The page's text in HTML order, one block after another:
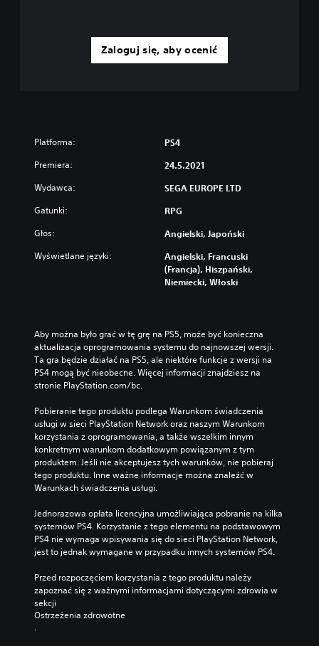
Zaloguj się, aby ocenić
Platforma: PS4
Premiera: 24.5.2021
Wydawca: SEGA EUROPE LTD
Gatunki: RPG
Głos: Angielski, Japoński
Wyświetlane języki:
Angielski, Francuski
(Francja), Hiszpański,
Niemiecki, Włoski
Aby można było grać w tę grę na PS5, może być konieczna
aktualizacja oprogramowania systemu do najnowszej wersji.
Ta gra będzie działać na PS5, ale niektóre funkcje z wersji na
PS4 mogą być nieobecne. Więcej informacji znajdziesz na
stronie PlayStation.com/bc.
Pobieranie tego produktu podlega Warunkom świadczenia
usługi w sieci PlayStation Network oraz naszym Warunkom
korzystania z oprogramowania, a także wszelkim innym
konkretnym warunkom dodatkowym powiązanym z tym
produktem. Jeśli nie akceptujesz tych warunków, nie pobieraj
tego produktu. Inne ważne informacje można znaleźć w
Warunkach świadczenia usługi.
Jednorazowa opłata licencyjna umożliwiająca pobranie na kilka
systemów PS4. Korzystanie z tego elementu na podstawowym
PS4 nie wymaga wpisywania się do sieci PlayStation Network,
jest to jednak wymagane w przypadku innych systemów PS4.
Przed rozpoczęciem korzystania z tego produktu należy
zapoznać się z ważnymi informacjami dotyczącymi zdrowia w
sekcji
Ostrzeżenia zdrowotne
.